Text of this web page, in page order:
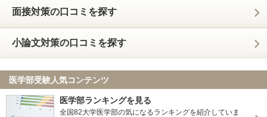
面接対策の口コミを探す
小論文対策の口コミを探す
医学部受験人気コンテンツ
医学部ランキングを見る
全国82大学医学部の気になるランキングを紹介していま